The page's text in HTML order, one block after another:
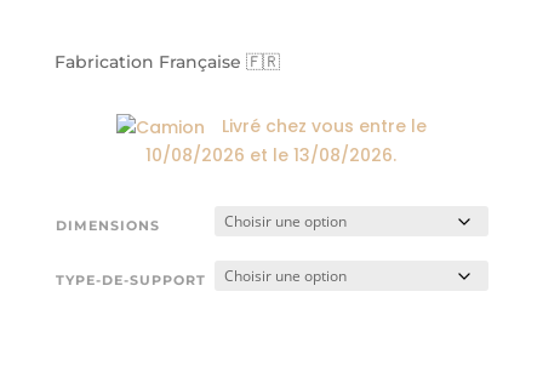
Fabrication Française 🇫🇷
Livré chez vous entre le
10/08/2026 et le13/08/2026.
DIMENSIONS
TYPE-DE-SUPPORT